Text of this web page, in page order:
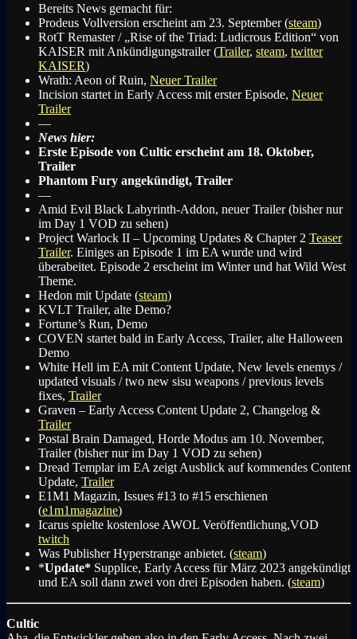
Bereits News gemacht für:
Prodeus Vollversion erscheint am 23. September (steam)
RotT Remaster / „Rise of the Triad: Ludicrous Edition“ von
KAISER mit Ankündigungstrailer (Trailer, steam, twitter
KAISER)
Wrath: Aeon of Ruin, Neuer Trailer
Incision startet in Early Access mit erster Episode, Neuer
Trailer
—
News hier:
Erste Episode von Cultic erscheint am 18. Oktober,
Trailer
Phantom Fury angekündigt, Trailer
—
Amid Evil Black Labyrinth-Addon, neuer Trailer (bisher nur
im Day 1 VOD zu sehen)
Project Warlock II – Upcoming Updates & Chapter 2 Teaser
Trailer. Einiges an Episode 1 im EA wurde und wird
überabeitet. Episode 2 erscheint im Winter und hat Wild West
Theme.
Hedon mit Update (steam)
KVLT Trailer, alte Demo?
Fortune’s Run, Demo
COVEN startet bald in Early Access, Trailer, alte Halloween
Demo
White Hell im EA mit Content Update, New levels enemys /
updated visuals / two new sisu weapons /previous levels
fixes, Trailer
Graven – Early Access Content Update 2, Changelog &
Trailer
Postal Brain Damaged, Horde Modus am 10. November,
Trailer (bisher nur im Day 1 VOD zu sehen)
Dread Templar im EA zeigt Ausblick auf kommendes Content
Update, Trailer
E1M1 Magazin, Issues #13 to #15 erschienen
(e1m1magazine)
Icarus spielte kostenlose AWOL Veröffentlichung,VOD
twitch
Was Publisher Hyperstrange anbietet. (steam)
*Update* Supplice, Early Access für März 2023 angekündigt
und EA soll dann zwei von drei Episoden haben. (steam)
Cultic